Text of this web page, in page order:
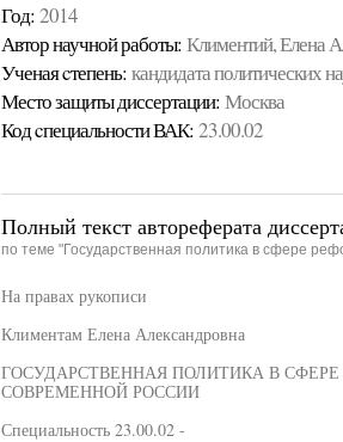
Год: 2014
Автор научной работы: Климентий, Елена
Ученая cтепень: кандидата политических
Место защиты диссертации: Москва
Код cпециальности ВАК: 23.00.02
Полный текст автореферата
по теме "Государственная политика в сфере
На правах рукописи
Климентам Елена Александровна
ГОСУДАРСТВЕННАЯ ПОЛИТИКА В
СОВРЕМЕННОЙ РОССИИ
Специальность 23.00.02 -